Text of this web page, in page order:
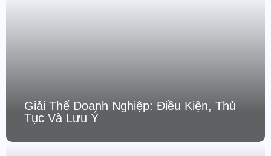
Giải Thể Doanh Nghiệp: Điều Kiện, Thủ
Tục Và Lưu Ý